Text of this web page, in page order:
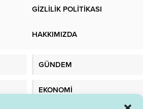
GİZLİLİK POLİTİKASI
HAKKIMIZDA
GÜNDEM
EKONOMİ